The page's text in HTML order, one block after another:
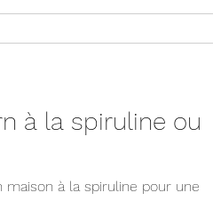
à la spiruline ou
à la spiruline pour une